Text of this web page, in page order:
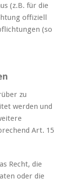
(z.B. für die
offiziell
(so
zu
werden und
Art. 15
Recht, die
oder die